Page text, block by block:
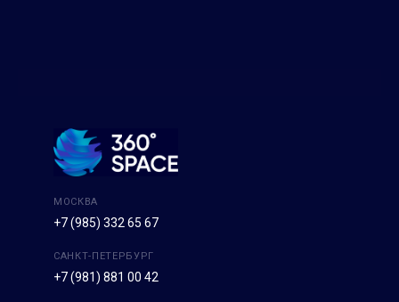
МОСКВА
+7 (985) 332 65 67
САНКТ-ПЕТЕРБУРГ
+7 (981) 881 00 42